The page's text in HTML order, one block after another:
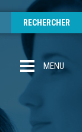
MENU